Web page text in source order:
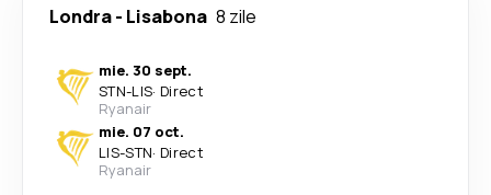
Londra- Lisabona 8 zile
mie. 30 sept.
STN-LIS· Direct
Ryanair
mie. 07 oct.
LIS-STN· Direct
Ryanair